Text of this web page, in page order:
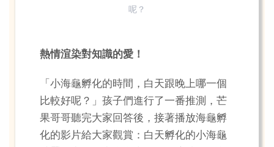
呢？
熱情渲染對知識的愛！
「小海龜孵化的時間，白天跟晚上哪一個
比較好呢？」孩子們進行了一番推測，芒
果哥哥聽完大家回答後，接著播放海龜孵
化的影片給大家觀賞：白天孵化的小海龜